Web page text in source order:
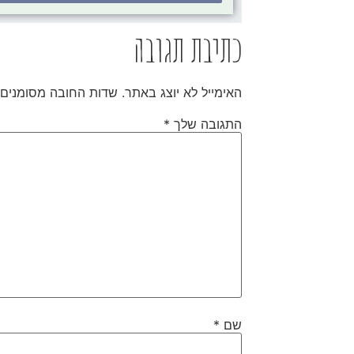
כתיבת תגובה
האימייל לא יוצג באתר. שדות החובה
התגובה שלך *
שם *